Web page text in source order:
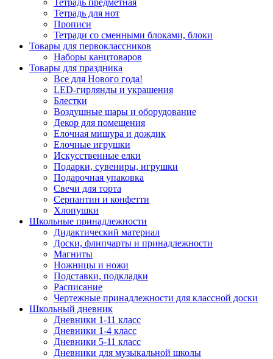
Тетрадь предметная
Тетрадь для нот
Прописи
Тетради со сменными блоками, блоки
Товары для первоклассников
Наборы канцтоваров
Товары для праздника
Все для Нового года!
LED-гирлянды и украшения
Блестки
Воздушные шары и оборудование
Декор для помещения
Елочная мишура и дождик
Елочные игрушки
Искусственные елки
Подарки, сувениры, игрушки
Подарочная упаковка
Свечи для торта
Серпантин и конфетти
Хлопушки
Школьные принадлежности
Дидактический материал
Доски, флипчарты и принадлежности
Магниты
Ножницы и ножи
Подставки, подкладки
Расписание
Чертежные принадлежности для классной доски
Школьный дневник
Дневники 1-11 класс
Дневники 1-4 класс
Дневники 5-11 класс
Дневники для музыкальной школы